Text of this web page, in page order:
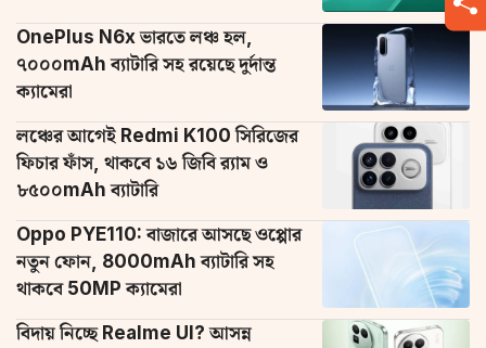
OnePlus N6x ভারতে লঞ্চ হল,
৭০০০mAh ব্যাটারি সহ রয়েছে দুর্দান্ত
ক্যামেরা
লঞ্চের আগেই Redmi K100 সিরিজের
ফিচার ফাঁস, থাকবে ১৬ জিবি র‌্যাম ও
৮৫০০mAh ব্যাটারি
Oppo PYE110: বাজারে আসছে ওপ্পোর
নতুন ফোন, 8000mAh ব্যাটারি সহ
থাকবে 50MP ক্যামেরা
বিদায় নিচ্ছে Realme UI? আসন্ন